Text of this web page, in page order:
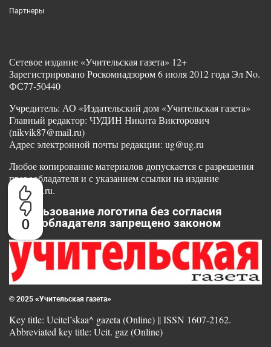
0
Партнеры
Сетевое издание «Учительская газета» 12+
Зарегистрировано Роскомнадзором 6 июля 2012 года Эл No.
ФС77-50440
Учредитель: АО «Издательский дом «Учительская газета»
Главный редактор: ЧУДИН Никита Викторович
(nikvik87@mail.ru)
Адрес электронной почты редакции: ug@ug.ru
Любое копирование материалов допускается с разрешения
правообладателя и с указанием ссылки на издание
www.ug.ru.
Использование логотипа без согласия
правообладателя запрещено законом
© 2025 «Учительская газета»
Key title: Ucitel’skaa^ gazeta (Online) || ISSN 1607-2162.
Abbreviated key title: Ucit. gaz (Online)